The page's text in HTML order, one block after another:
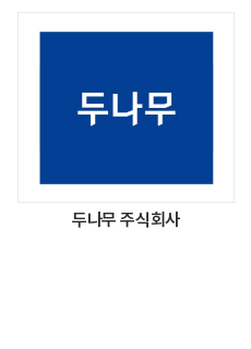
두나무 주식회사